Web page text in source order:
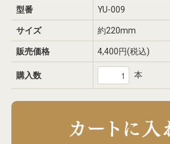
型番 YU-009
サイズ 約220mm
販売価格 4,400円(税込)
購入数 本